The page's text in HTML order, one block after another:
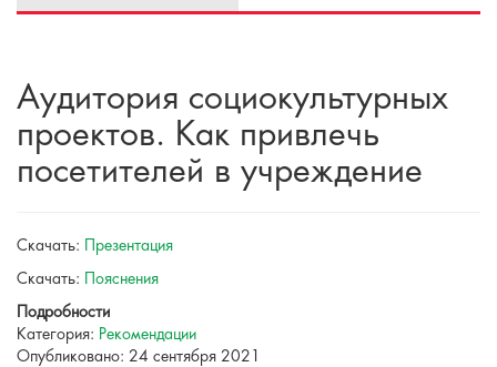
Аудитория социокультурных
проектов. Как привлечь
посетителей в учреждение
Скачать:
Презентация
Скачать:
Пояснения
Подробности
Категория: Рекомендации
Опубликовано: 24 сентября 2021